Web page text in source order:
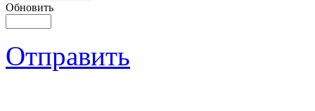
Обновить
Отправить